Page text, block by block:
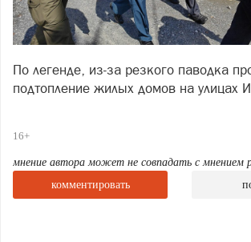
По легенде, из‑за резкого паводка
подтопление жилых домов на улицах
чёткой координации.
Перед стартом практических
сил и средств Саткинского
16+
мнение автора может не совпадать с мнением
комментировать